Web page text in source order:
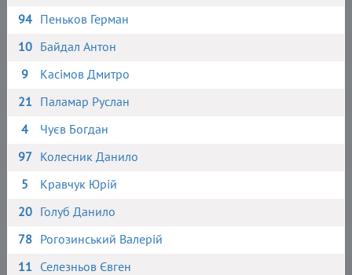
94 Пеньков Герман
10 Байдал Антон
9
Касімов Дмитро
21 Паламар Руслан
4
Чуєв Богдан
97 Колесник Данило
5
Кравчук Юрій
20 Голуб Данило
78 Рогозинський Валерій
11 Селезньов Євген